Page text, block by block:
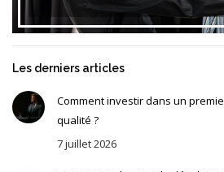
Les derniers articles
Comment investir dans un
qualité ?
7 juillet 2026